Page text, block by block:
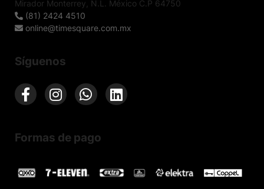
Mirador Monterrey, N.L. México C.P 64750
(81) 2424 4510
online@timesquare.com.mx
Síguenos
Formas de pago